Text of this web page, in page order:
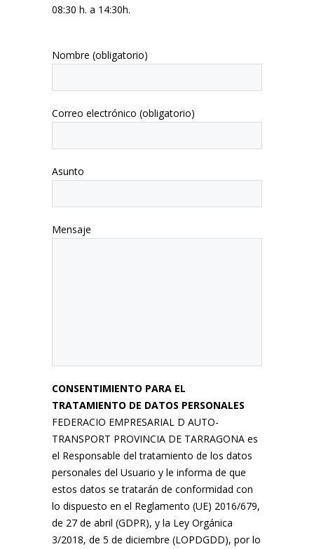
08:30 h. a 14:30h.
Nombre (obligatorio)
Correo electrónico (obligatorio)
Asunto
Mensaje
CONSENTIMIENTO PARA EL
TRATAMIENTO DE DATOS PERSONALES
FEDERACIO EMPRESARIAL D AUTO-
TRANSPORT PROVINCIA DE TARRAGONA es
el Responsable del tratamiento de los datos
personales del Usuario y le informa de que
estos datos se tratarán de conformidad con
lo dispuesto en el Reglamento (UE) 2016/679,
de 27 de abril (GDPR), y la Ley Orgánica
3/2018, de 5 de diciembre (LOPDGDD), por lo